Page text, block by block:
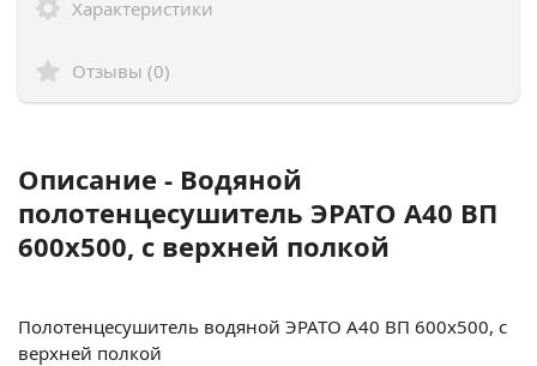
Характеристики
Отзывы (0)
Описание - Водяной
полотенцесушитель ЭРАТО А40 ВП
600x500, с верхней полкой
Полотенцесушитель водяной ЭРАТО А40 ВП 600x500, с
верхней полкой